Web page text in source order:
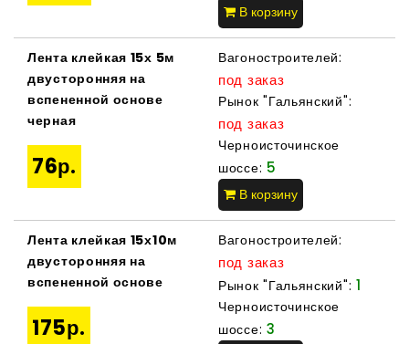
В корзину
Лента клейкая 15х 5м
двусторонняя на
вспененной основе
черная
76р.
Вагоностроителей:
под заказ
Рынок "Гальянский":
под заказ
Черноисточинское
шоссе: 5
В корзину
Лента клейкая 15х10м
двусторонняя на
вспененной основе
175р.
Вагоностроителей:
под заказ
Рынок "Гальянский": 1
Черноисточинское
шоссе: 3